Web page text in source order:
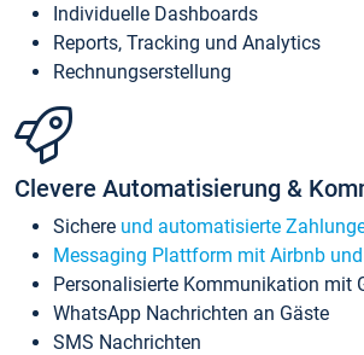
Individuelle Dashboards
Reports, Tracking und Analytics
Rechnungserstellung
Clevere Automatisierung &
Sichere und automatisierte
Messaging Plattform mit Airbnb
Personalisierte Kommunikation mit
WhatsApp Nachrichten an Gäste
SMS Nachrichten